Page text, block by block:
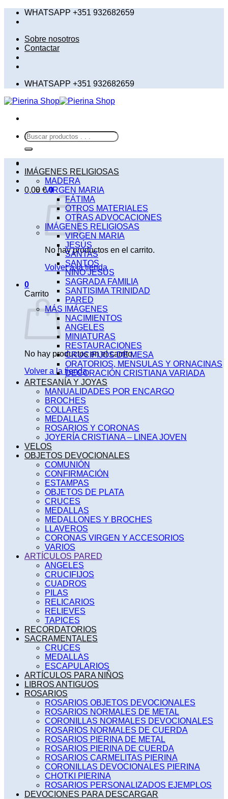
SaltarWHATSAPP +351 932682659
Sobre nosotros
Contactar
WHATSAPP +351 932682659
Buscar
por:
0,00 € 0
No hay productos en el carrito.
Volver a la tienda
0
Carrito
No hay productos en el carrito.
Volver a la tienda
IMÁGENES RELIGIOSAS
MADERA
VIRGEN MARIA
FÁTIMA
OTROS MATERIALES
OTRAS ADVOCACIONES
IMÁGENES RELIGIOSAS
VIRGEN MARIA
JESÚS
SANTAS
SANTOS
NIÑO JESÚS
SAGRADA FAMILIA
SANTISIMA TRINIDAD
PARED
MÁS IMÁGENES
NACIMIENTOS
ANGELES
MINIATURAS
RESTAURACIONES
CRUCIFIJOS DE MESA
ORATORIOS, MENSULAS Y ORNACINAS
DECORACIÓN CRISTIANA VARIADA
ARTESANÍA Y JOYAS
MANUALIDADES POR ENCARGO
BROCHES
COLLARES
MEDALLAS
ROSARIOS Y CORONAS
JOYERÍA CRISTIANA – LINEA JOVEN
VELOS
OBJETOS DEVOCIONALES
COMUNIÓN
CONFIRMACIÓN
ESTAMPAS
OBJETOS DE PLATA
CRUCES
MEDALLAS
MEDALLONES Y BROCHES
LLAVEROS
CORONAS VIRGEN Y ACCESORIOS
VARIOS
ARTÍCULOS PARED
ANGELES
CRUCIFIJOS
CUADROS
PILAS
RELICARIOS
RELIEVES
TAPICES
RECORDATORIOS
SACRAMENTALES
CRUCES
MEDALLAS
ESCAPULARIOS
ARTÍCULOS PARA NIÑOS
LIBROS ANTIGUOS
ROSARIOS
ROSARIOS OBJETOS DEVOCIONALES
ROSARIOS NORMALES DE METAL
CORONILLAS NORMALES DEVOCIONALES
ROSARIOS NORMALES DE CUERDA
ROSARIOS PIERINA DE METAL
ROSARIOS PIERINA DE CUERDA
ROSARIOS CARMELITAS PIERINA
CORONILLAS DEVOCIONALES PIERINA
CHOTKI PIERINA
ROSARIOS PERSONALIZADOS EJEMPLOS
DEVOCIONES PARA DESCARGAR